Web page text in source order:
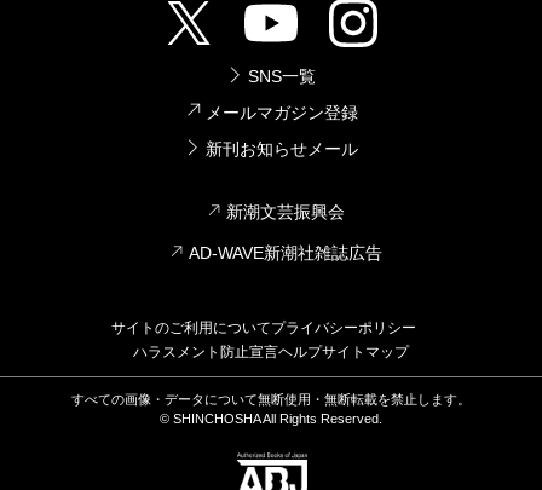
SNS一覧
メールマガジン登録
新刊お知らせメール
新潮文芸振興会
AD-WAVE新潮社雑誌広告
サイトのご利用についてプライバシーポリシー
ハラスメント防止宣言ヘルプサイトマップ
すべての画像・データについて無断使用・無断転載を禁止します。
© SHINCHOSHA All Rights Reserved.